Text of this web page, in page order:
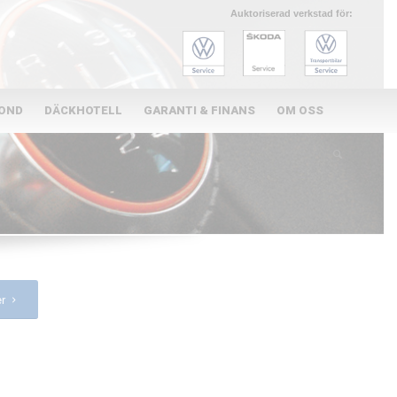
Auktoriserad verkstad för:
DÄCKHOTELL GARANTI & FINANS OM OSS